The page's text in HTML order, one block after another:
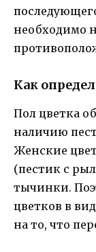
необходимо
Как
Пол цветка
наличию
Женские
(пестик с
тычинки.
цветков в
на то, что